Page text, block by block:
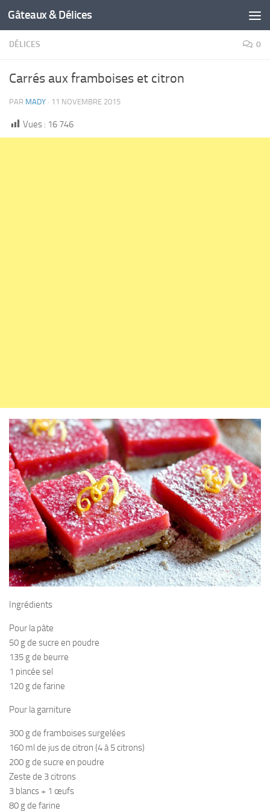
Gâteaux & Délices
DÉLICES 0
Carrés aux framboises et citron
PAR MADY · 11 NOVEMBRE 2015
Vues : 16 746
Ingrédients
Pour la pâte
50 g de sucre en poudre
135 g de beurre
1 pincée sel
120 g de farine
Pour la garniture
300 g de framboises surgelées
160 ml de jus de citron (4 à 5 citrons)
200 g de sucre en poudre
Zeste de 3 citrons
3 blancs + 1 œufs
80 g de farine